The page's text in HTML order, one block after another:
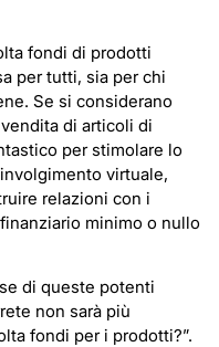
fondi di prodotti
per tutti, sia per chi
Se si considerano
di articoli di
per stimolare lo
virtuale,
relazioni con i
minimo o nullo
di queste potenti
non sarà più
fondi per i prodotti?”.